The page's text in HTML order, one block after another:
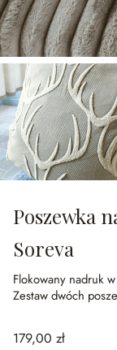
Poszewka
Soreva
Flokowany nadruk
Zestaw dwóch
179,00 zł